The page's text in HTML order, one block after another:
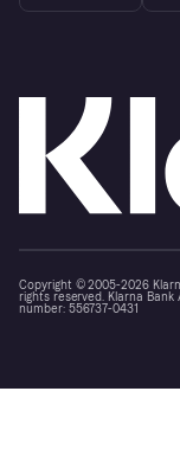
Copyright © 2005-2026
rights reserved. Klarna Bank
number: 556737-0431